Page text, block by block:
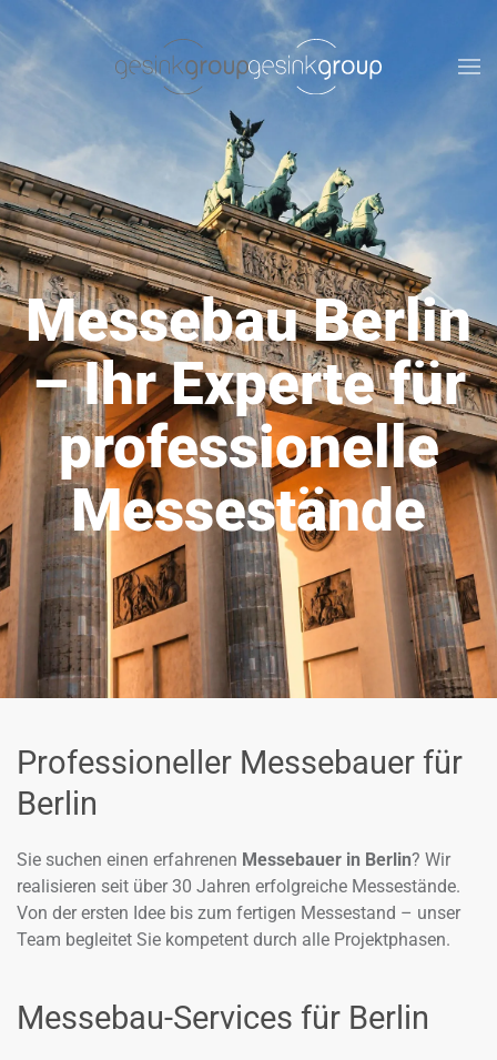
Zum Hauptinhalt springen
Messebau Berlin
– Ihr Experte für
professionelle
Messestände
Professioneller Messebauer für
Berlin
Sie suchen einen erfahrenen Messebauer in Berlin? Wir
realisieren seit über 30 Jahren erfolgreiche Messestände.
Von der ersten Idee bis zum fertigen Messestand – unser
Team begleitet Sie kompetent durch alle Projektphasen.
Messebau-Services für Berlin